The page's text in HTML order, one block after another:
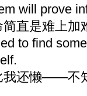
will prove
直是难上加
to find
我还懒——不